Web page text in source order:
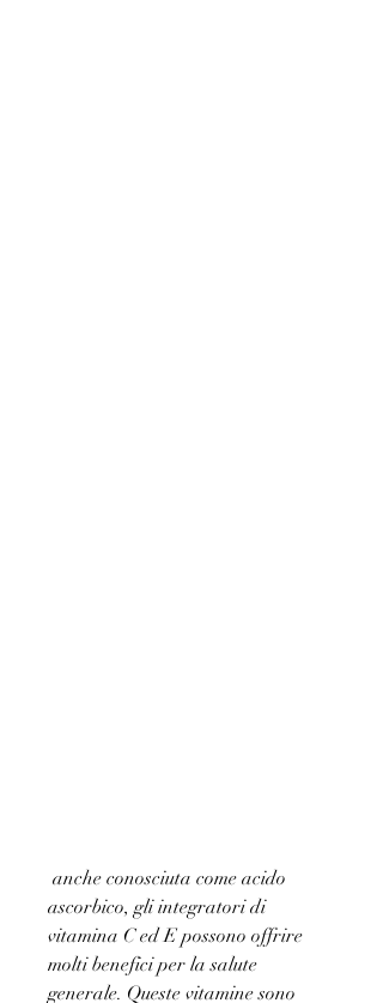
ascorbico, gli integratori di
vitamina C ed E possono offrire
molti benefici per la salute
generale. Queste vitamine sono